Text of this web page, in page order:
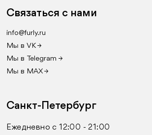
Связаться с нами
info@furly.ru
Мы в VK →
Мы в Telegram →
Мы в MAX →
Санкт-Петербург
Ежедневно с 12:00 - 21:00